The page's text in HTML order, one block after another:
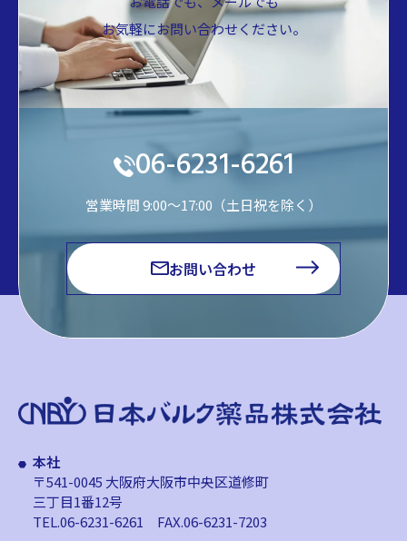
お気軽にお問い合わせください。
06-6231-6261
営業時間 9:00～17:00（土日祝を除く）
お問い合わせ
本社
〒541-0045 大阪府大阪市中央区道修町
三丁目1番12号
TEL.06-6231-6261 FAX.06-6231-7203